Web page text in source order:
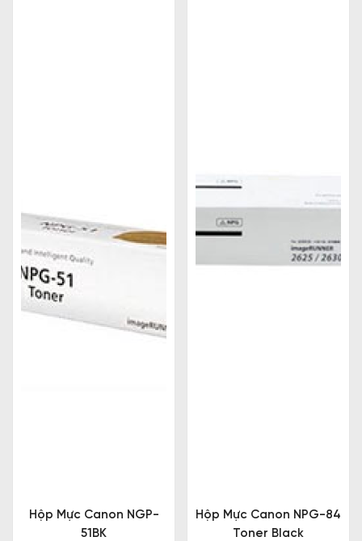
Hộp Mực Canon NGP-
51BK
Hộp Mực Canon NPG-84
Toner Black